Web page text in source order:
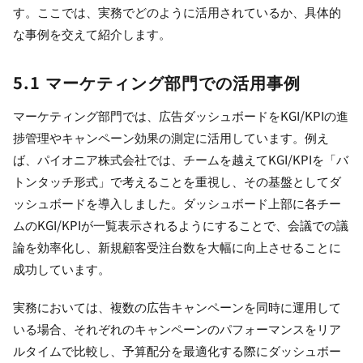
す。ここでは、実務でどのように活用されているか、具体的
な事例を交えて紹介します。
5.1 マーケティング部門での活用事例
マーケティング部門では、広告ダッシュボードをKGI/KPIの進
捗管理やキャンペーン効果の測定に活用しています。例え
ば、パイオニア株式会社では、チームを越えてKGI/KPIを「バ
トンタッチ形式」で考えることを重視し、その基盤としてダ
ッシュボードを導入しました。ダッシュボード上部に各チー
ムのKGI/KPIが一覧表示されるようにすることで、会議での議
論を効率化し、新規顧客受注台数を大幅に向上させることに
成功しています。
実務においては、複数の広告キャンペーンを同時に運用して
いる場合、それぞれのキャンペーンのパフォーマンスをリア
ルタイムで比較し、予算配分を最適化する際にダッシュボー